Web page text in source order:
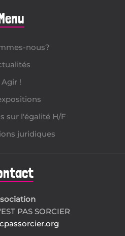
nous?
Agir !
sur l'égalité H/F
juridiques
PAS SORCIER